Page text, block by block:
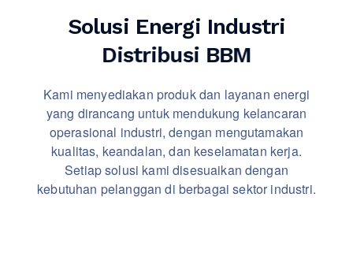
Solusi Energi Industri
Distribusi BBM
Kami menyediakan produk dan layanan energi
yang dirancang untuk mendukung kelancaran
operasional industri, dengan mengutamakan
kualitas, keandalan, dan keselamatan kerja.
Setiap solusi kami disesuaikan dengan
kebutuhan pelanggan di berbagai sektor industri.